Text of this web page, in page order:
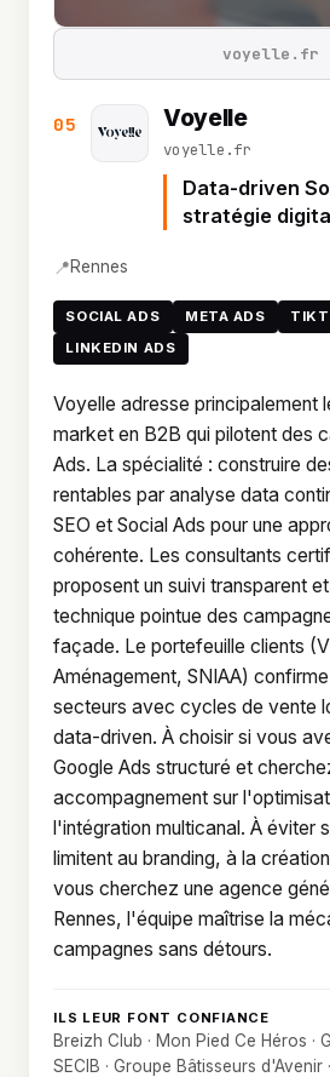
05 Voyelle
voyelle.fr
Data-driven
stratégie
📍Rennes
SOCIAL ADS META ADS
LINKEDIN ADS
Voyelle adresse principalement
market en B2B qui pilotent des
Ads. La spécialité : construire
rentables par analyse data
SEO et Social Ads pour une
cohérente. Les consultants
proposent un suivi transparent
technique pointue des
façade. Le portefeuille clients
Aménagement, SNIAA)
secteurs avec cycles de vente
data-driven. À choisir si vous
Google Ads structuré et
accompagnement sur
l'intégration multicanal. À éviter
limitent au branding, à la
vous cherchez une agence
Rennes, l'équipe maîtrise la
campagnes sans détours.
ILS LEUR FONT CONFIANCE
Breizh Club · Mon Pied Ce Héros ·
SECIB · Groupe Bâtisseurs d'Avenir
voyelle.fr